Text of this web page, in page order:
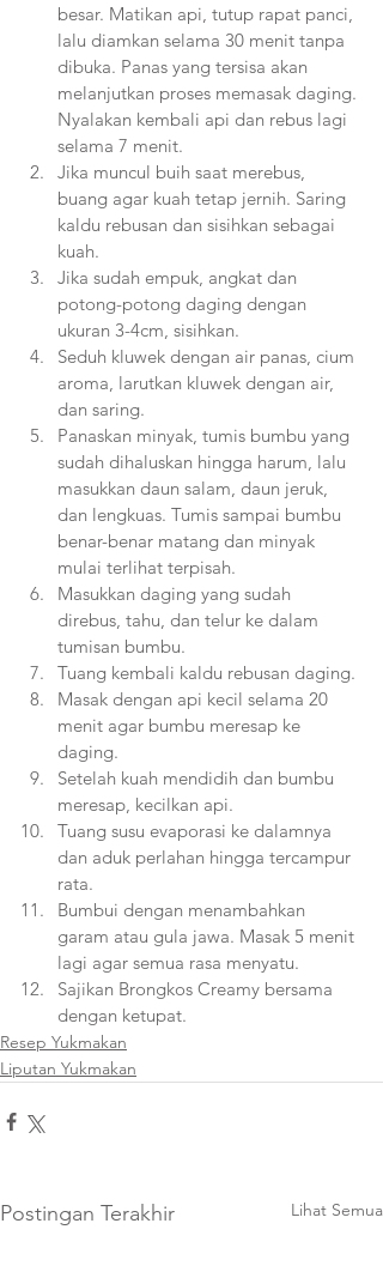
besar. Matikan api, tutup rapat panci,
lalu diamkan selama 30 menit tanpa
dibuka. Panas yang tersisa akan
melanjutkan proses memasak daging.
Nyalakan kembali api dan rebus lagi
selama 7 menit.
Jika muncul buih saat merebus,
buang agar kuah tetap jernih. Saring
kaldu rebusan dan sisihkan sebagai
kuah.
Jika sudah empuk, angkat dan
potong-potong daging dengan
ukuran 3-4cm, sisihkan.
Seduh kluwek dengan air panas, cium
aroma, larutkan kluwek dengan air,
dan saring.
Panaskan minyak, tumis bumbu yang
sudah dihaluskan hingga harum, lalu
masukkan daun salam, daun jeruk,
dan lengkuas. Tumis sampai bumbu
benar-benar matang dan minyak
mulai terlihat terpisah.
Masukkan daging yang sudah
direbus, tahu, dan telur ke dalam
tumisan bumbu.
Tuang kembali kaldu rebusan daging.
Masak dengan api kecil selama 20
menit agar bumbu meresap ke
daging.
Setelah kuah mendidih dan bumbu
meresap, kecilkan api.
Tuang susu evaporasi ke dalamnya
dan aduk perlahan hingga tercampur
rata.
Bumbui dengan menambahkan
garam atau gula jawa. Masak 5 menit
lagi agar semua rasa menyatu.
Sajikan Brongkos Creamy bersama
dengan ketupat.
Resep Yukmakan
Liputan Yukmakan
Postingan Terakhir Lihat Semua